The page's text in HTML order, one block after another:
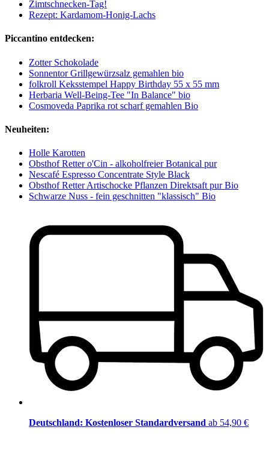
Zimtschnecken-Tag!
Rezept: Kardamom-Honig-Lachs
Piccantino entdecken:
Zotter Schokolade
Sonnentor Grillgewürzsalz gemahlen bio
folkroll Keksstempel Happy Birthday 55 x 55 mm
Herbaria Well-Being-Tee "In Balance" bio
Cosmoveda Paprika rot scharf gemahlen Bio
Neuheiten:
Holle Karotten
Obsthof Retter o'Cin - alkoholfreier Botanical pur
Nescafé Espresso Concentrate Style Black
Obsthof Retter Artischocke Pflanzen Direktsaft pur Bio
Schwarze Nuss - fein geschnitten "klassisch" Bio
Deutschland: Kostenloser Standardversand ab 54,90 €